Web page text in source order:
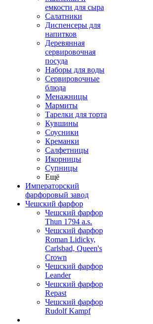
емкости для сыра
Салатники
Диспенсеры для
напитков
Деревянная
сервировочная
посуда
Наборы для воды
Сервировочные
блюда
Менажницы
Мармиты
Тарелки для торта
Кувшины
Соусники
Креманки
Салфетницы
Икорницы
Супницы
Ещё
Императорский
фарфоровый завод
Чешский фарфор
Чешский фарфор
Thun 1794 a.s.
Чешский фарфор
Roman Lidicky,
Carlsbad, Queen's
Crown
Чешский фарфор
Leander
Чешский фарфор
Repast
Чешский фарфор
Rudolf Kampf